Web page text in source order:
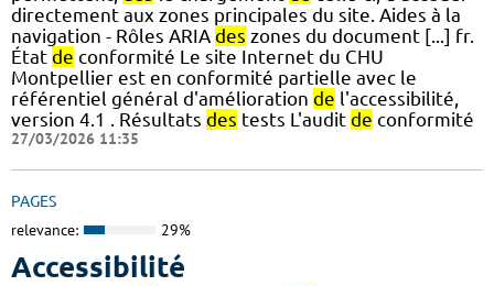
directement aux zones principales du site. Aides à la
navigation - Rôles ARIA des zones du document [...] fr.
État de conformité Le site Internet du CHU
Montpellier est en conformité partielle avec le
référentiel général d'amélioration de l'accessibilité,
version 4.1 . Résultats des tests L'audit de conformité
27/03/2026 11:35
PAGES
relevance: 29%
Accessibilité